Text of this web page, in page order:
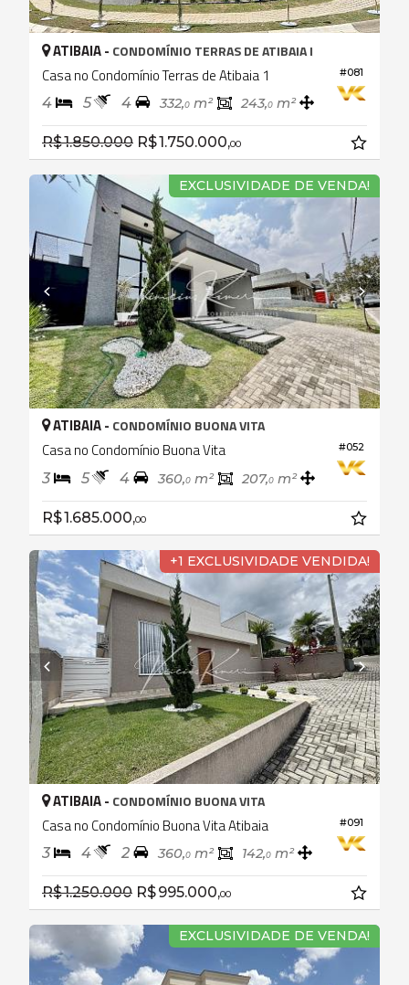
#081
ATIBAIA - CONDOMÍNIO TERRAS DE ATIBAIA I
Casa no Condomínio Terras de Atibaia 1
4 5 4 332,0 m² 243,0 m²
R$ 1.850.000 R$ 1.750.000,00
EXCLUSIVIDADE DE VENDA!
#052
ATIBAIA - CONDOMÍNIO BUONA VITA
Casa no Condomínio Buona Vita
3 5 4 360,0 m² 207,0 m²
R$ 1.685.000,00
+1 EXCLUSIVIDADE VENDIDA!
#091
ATIBAIA - CONDOMÍNIO BUONA VITA
Casa no Condomínio Buona Vita Atibaia
3 4 2 360,0 m² 142,0 m²
R$ 1.250.000 R$ 995.000,00
EXCLUSIVIDADE DE VENDA!